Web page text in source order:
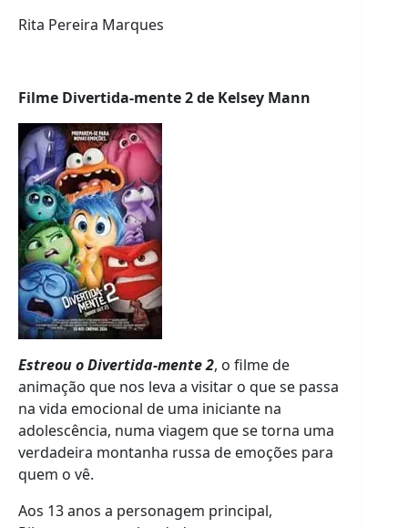
Rita Pereira Marques
Filme Divertida-mente 2 de Kelsey Mann
Estreou o Divertida-mente 2, o filme de
animação que nos leva a visitar o que se passa
na vida emocional de uma iniciante na
adolescência, numa viagem que se torna uma
verdadeira montanha russa de emoções para
quem o vê.
Aos 13 anos a personagem principal,